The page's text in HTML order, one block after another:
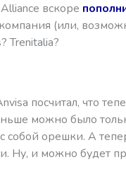
вскоре
(или,
Trenitalia?
посчитал, что
можно было
орешки. А
Ну, и можно будет